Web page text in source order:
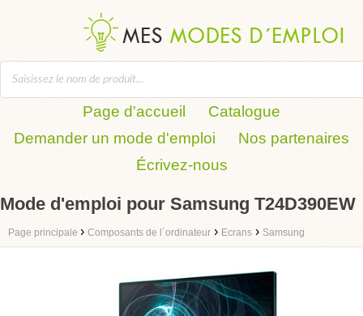
Page d'accueil
Catalogue
Demander un mode d'emploi
Nos partenaires
Écrivez-nous
Mode d'emploi pour Samsung T24D390EW
Page principale › Composants de l´ordinateur › Ecrans › Samsung